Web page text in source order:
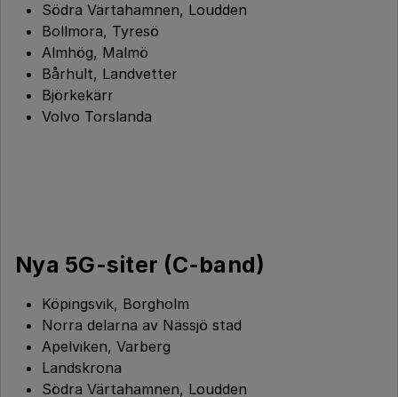
Södra Värtahamnen, Loudden
Bollmora, Tyresö
Almhög, Malmö
Bårhult, Landvetter
Björkekärr
Volvo Torslanda
Nya 5G-siter (C-band)
Köpingsvik, Borgholm
Norra delarna av Nässjö stad
Apelviken, Varberg
Landskrona
Södra Värtahamnen, Loudden